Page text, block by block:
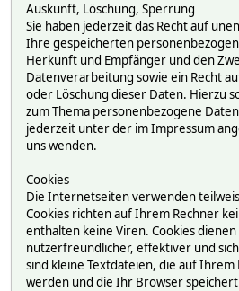
Auskunft, Löschung, Sperrung
Sie haben jederzeit das Recht auf
Ihre gespeicherten
Herkunft und Empfänger und den
Datenverarbeitung sowie ein Recht
oder Löschung dieser Daten. Hierzu
zum Thema personenbezogene
jederzeit unter der im Impressum
uns wenden.
Cookies
Die Internetseiten verwenden
Cookies richten auf Ihrem Rechner
enthalten keine Viren. Cookies
nutzerfreundlicher, effektiver und
sind kleine Textdateien, die auf Ihrem
werden und die Ihr Browser